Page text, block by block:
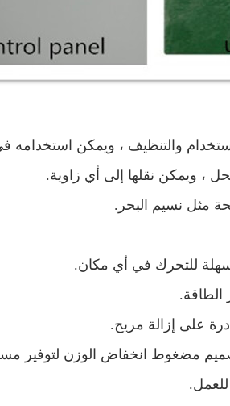
والتنظيف ، ويمكن
، ويمكن نقلها إلى أي زاوية.